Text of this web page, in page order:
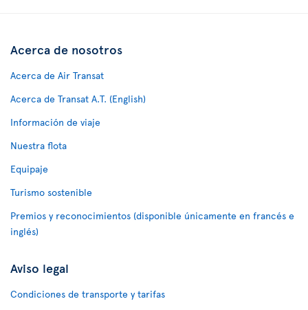
Acerca de nosotros
Acerca de Air Transat
Acerca de Transat A.T. (English)
Información de viaje
Nuestra flota
Equipaje
Turismo sostenible
Premios y reconocimientos (disponible únicamente en francés e
inglés)
Aviso legal
Condiciones de transporte y tarifas